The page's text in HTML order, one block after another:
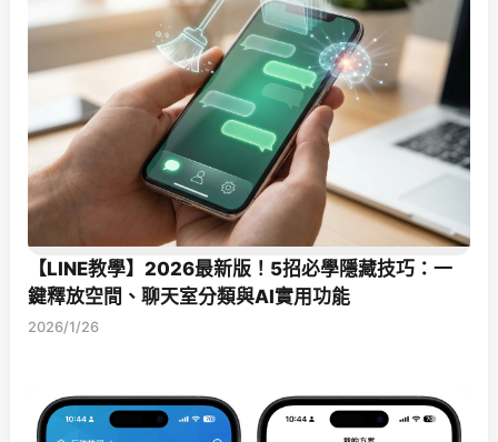
【LINE教學】2026最新版！5招必學隱藏技巧：一
鍵釋放空間、聊天室分類與AI實用功能
2026/1/26